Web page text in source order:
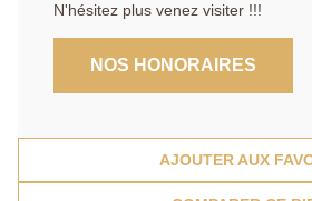
N'hésitez plus venez visiter !!!
NOS HONORAIRES
AJOUTER AUX